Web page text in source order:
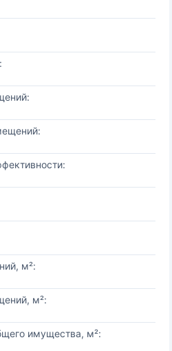
м²:
м²:
имущества, м²: